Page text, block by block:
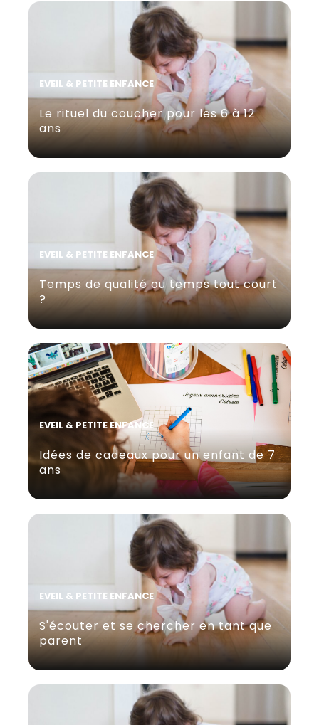
EVEIL & PETITE ENFANCE
Le rituel du coucher pour les 6 à 12
ans
EVEIL & PETITE ENFANCE
Temps de qualité ou temps tout court
?
EVEIL & PETITE ENFANCE
Idées de cadeaux pour un enfant de 7
ans
EVEIL & PETITE ENFANCE
S'écouter et se chercher en tant que
parent